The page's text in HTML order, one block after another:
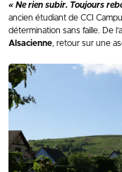
« Ne rien subir. Toujours
ancien étudiant de CCI
détermination sans faille. De
Alsacienne, retour sur une